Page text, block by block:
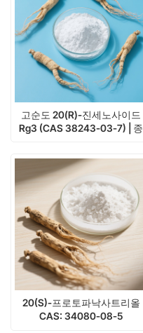
고순도 20(R)-진세노사이드
Rg3 (CAS 38243-03-7) | 종
20(S)-프로토파낙사트리올
CAS: 34080-08-5